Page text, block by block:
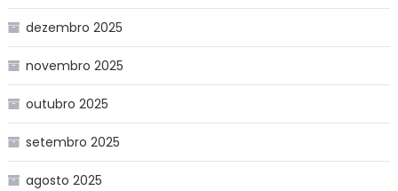
dezembro 2025
novembro 2025
outubro 2025
setembro 2025
agosto 2025